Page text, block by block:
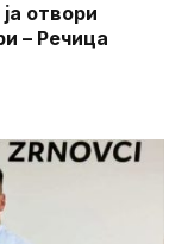
отвори
– Речица